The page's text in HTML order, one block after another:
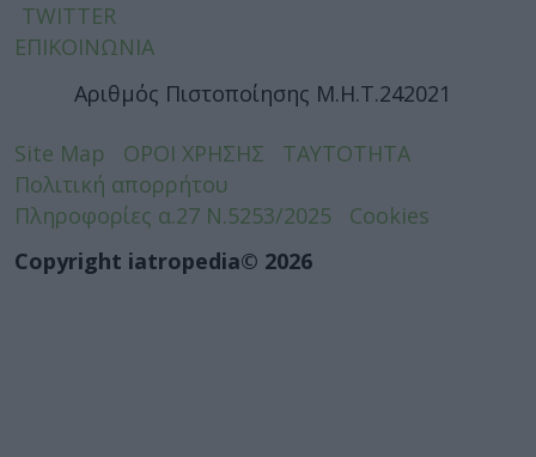
TWITTER
ΕΠΙΚΟΙΝΩΝΙΑ
Αριθμός Πιστοποίησης Μ.Η.Τ.242021
Site Map ΟΡΟΙ ΧΡΗΣΗΣ
ΤΑΥΤΟΤΗΤΑ
Πολιτική απορρήτου
Πληροφορίες α.27 Ν.5253/2025
Cookies
Copyright iatropedia© 2026